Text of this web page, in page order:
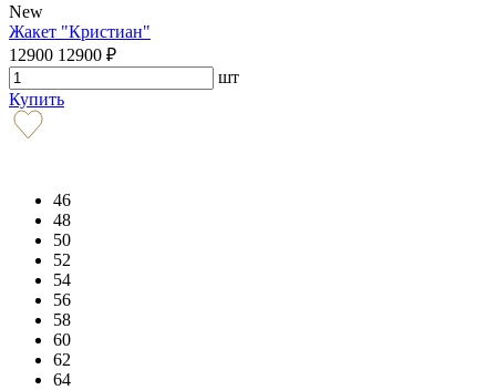
New
Жакет "Кристиан"
12900 12900 ₽
шт
Купить
46
48
50
52
54
56
58
60
62
64